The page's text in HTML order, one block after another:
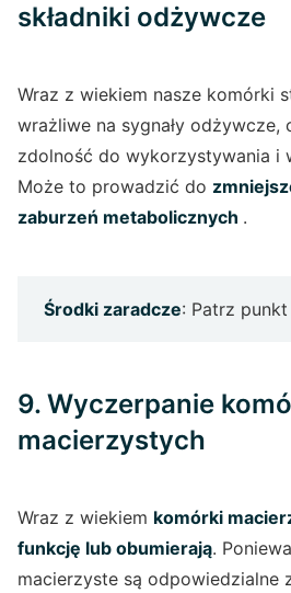
składniki odżywcze
Wraz z wiekiem nasze komórki
wrażliwe na sygnały odżywcze,
zdolność do wykorzystywania i
Może to prowadzić do
zaburzeń metabolicznych .
Środki zaradcze: Patrz punkt
9. Wyczerpanie
macierzystych
Wraz z wiekiem komórki
funkcję lub obumierają.
macierzyste są odpowiedzialne